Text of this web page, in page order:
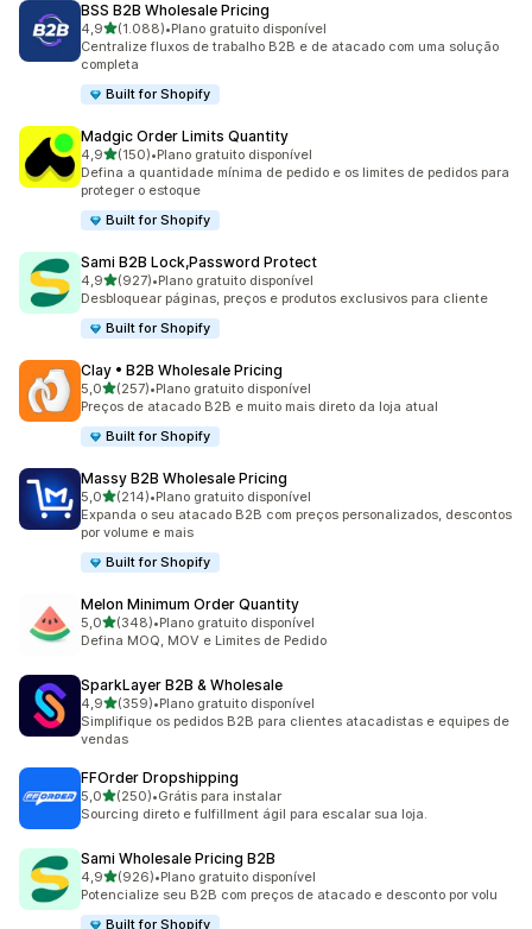
BSS B2B Wholesale Pricing
4,9de 5 estrelas
(1.088)
1088 avaliações ao todo
•Plano gratuito disponível
Centralize fluxos de trabalho B2B e de atacado com uma solução
completa
Built for Shopify
Madgic Order Limits Quantity
4,9de 5 estrelas
(150)
150 avaliações ao todo
•Plano gratuito disponível
Defina a quantidade mínima de pedido e os limites de pedidos para
proteger o estoque
Built for Shopify
Sami B2B Lock,Password Protect
4,9de 5 estrelas
(927)
927 avaliações ao todo
•Plano gratuito disponível
Desbloquear páginas, preços e produtos exclusivos para cliente
Built for Shopify
Clay • B2B Wholesale Pricing
5,0de 5 estrelas
(257)
257 avaliações ao todo
•Plano gratuito disponível
Preços de atacado B2B e muito mais direto da loja atual
Built for Shopify
Massy B2B Wholesale Pricing
5,0de 5 estrelas
(214)
214 avaliações ao todo
•Plano gratuito disponível
Expanda o seu atacado B2B com preços personalizados, descontos
por volume e mais
Built for Shopify
Melon Minimum Order Quantity
5,0de 5 estrelas
(348)
348 avaliações ao todo
•Plano gratuito disponível
Defina MOQ, MOV e Limites de Pedido
SparkLayer B2B & Wholesale
4,9de 5 estrelas
(359)
359 avaliações ao todo
•Plano gratuito disponível
Simplifique os pedidos B2B para clientes atacadistas e equipes de
vendas
FFOrder Dropshipping
5,0de 5 estrelas
(250)
250 avaliações ao todo
•Grátis para instalar
Sourcing direto e fulfillment ágil para escalar sua loja.
Sami Wholesale Pricing B2B
4,9de 5 estrelas
(926)
926 avaliações ao todo
•Plano gratuito disponível
Potencialize seu B2B com preços de atacado e desconto por volu
Built for Shopify